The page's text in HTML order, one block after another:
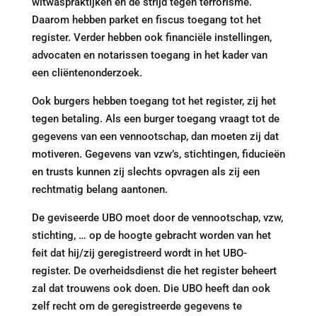
Daarom hebben parket en fiscus toegang tot het
register. Verder hebben ook financiële instellingen,
advocaten en notarissen toegang in het kader van
een cliëntenonderzoek.
Ook burgers hebben toegang tot het register, zij het
tegen betaling. Als een burger toegang vraagt tot de
gegevens van een vennootschap, dan moeten zij dat
motiveren. Gegevens van vzw’s, stichtingen, fiducieën
en trusts kunnen zij slechts opvragen als zij een
rechtmatig belang aantonen.
De geviseerde UBO moet door de vennootschap, vzw,
stichting, … op de hoogte gebracht worden van het
feit dat hij/zij geregistreerd wordt in het UBO-
register. De overheidsdienst die het register beheert
zal dat trouwens ook doen. Die UBO heeft dan ook
zelf recht om de geregistreerde gegevens te